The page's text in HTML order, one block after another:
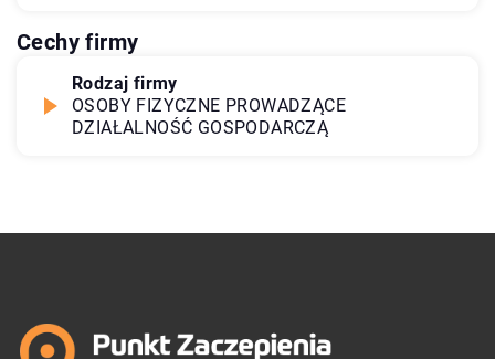
Cechy firmy
Rodzaj firmy
OSOBY FIZYCZNE PROWADZĄCE
DZIAŁALNOŚĆ GOSPODARCZĄ